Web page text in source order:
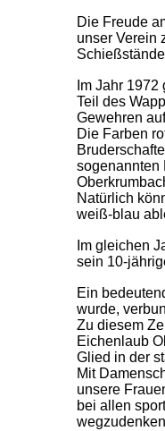
Die Freude
unser Verein
Im Jahr
Teil des
Gewehren
Die Farben
sogenannten
Natürlich
weiß-blau
Im gleichen
sein 10-
Ein
wurde,
Zu diesem
Eichenlaub
Glied in der
Mit
unsere
bei allen